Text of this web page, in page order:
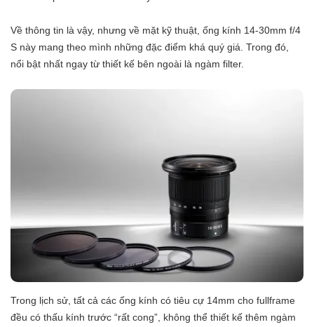
Về thông tin là vậy, nhưng về mặt kỹ thuật, ống kính 14-30mm f/4
S này mang theo mình những đặc điểm khá quý giá. Trong đó,
nổi bật nhất ngay từ thiết kế bên ngoài là ngàm filter.
Trong lịch sử, tất cả các ống kính có tiêu cự 14mm cho fullframe
đều có thấu kính trước “rất cong”, không thể thiết kế thêm ngàm